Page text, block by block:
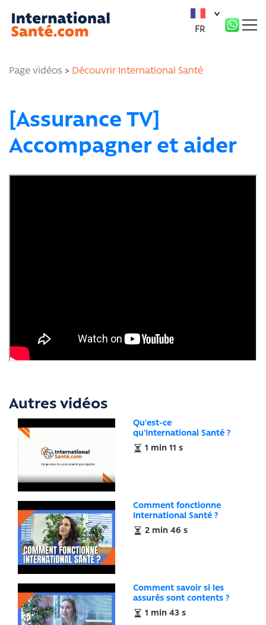
FR
Page vidéos > Découvrir International Santé
[Assurance TV]
Accompagner et aider
Autres vidéos
Qu'est-ce
qu'International Santé ?
1 min 11 s
Comment fonctionne
International Santé ?
2 min 46 s
Comment savoir si les
assurés sont contents ?
1 min 43 s